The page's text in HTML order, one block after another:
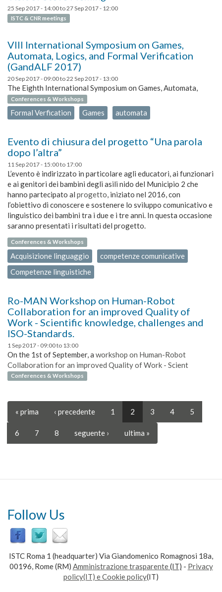
25 Sep 2017 - 14:00to27 Sep 2017 - 12:00
ISTC & CNR meetings
VIII International Symposium on Games,
Automata, Logics, and Formal Verification
(GandALF 2017)
20 Sep 2017 - 09:00to22 Sep 2017 - 13:00
The Eighth International Symposium on Games, Automata,
Conferences & Workshops
Formal Verfication Games automata
Evento di chiusura del progetto “Una parola
dopo l’altra”
11 Sep 2017 - 15:00to 17:00
L’evento è indirizzato in particolare agli educatori, ai funzionari
e ai genitori dei bambini degli asili nido del Municipio 2 che
hanno partecipato al progetto, iniziato nel 2016, con
l’obiettivo di conoscere e sostenere lo sviluppo comunicativo e
linguistico dei bambini tra i due e i tre anni. In questa occasione
saranno presentati i risultati del progetto.
Conferences & Workshops
Acquisizione linguaggio
competenze comunicative
Competenze linguistiche
Ro-MAN Workshop on Human-Robot
Collaboration for an improved Quality of
Work - Scientific knowledge, challenges and
ISO-Standards.
1 Sep 2017 - 09:00to 13:00
On the 1st of September, a workshop on Human-Robot
Collaboration for an improved Quality of Work - Scient
Conferences & Workshops
« prima ‹ precedente 1 2 3 4 5
6 7 8 seguente › ultima »
Follow Us
ISTC Roma 1 (headquarter) Via Giandomenico Romagnosi 18a,
00196, Rome (RM) Amministrazione trasparente(IT) - Privacy
policy(IT) e Cookie policy(IT)